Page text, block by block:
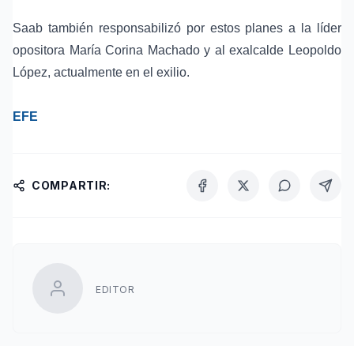
Saab también responsabilizó por estos planes a la líder
opositora María Corina Machadoy al exalcalde Leopoldo
López, actualmente en el exilio.
EFE
COMPARTIR:
EDITOR